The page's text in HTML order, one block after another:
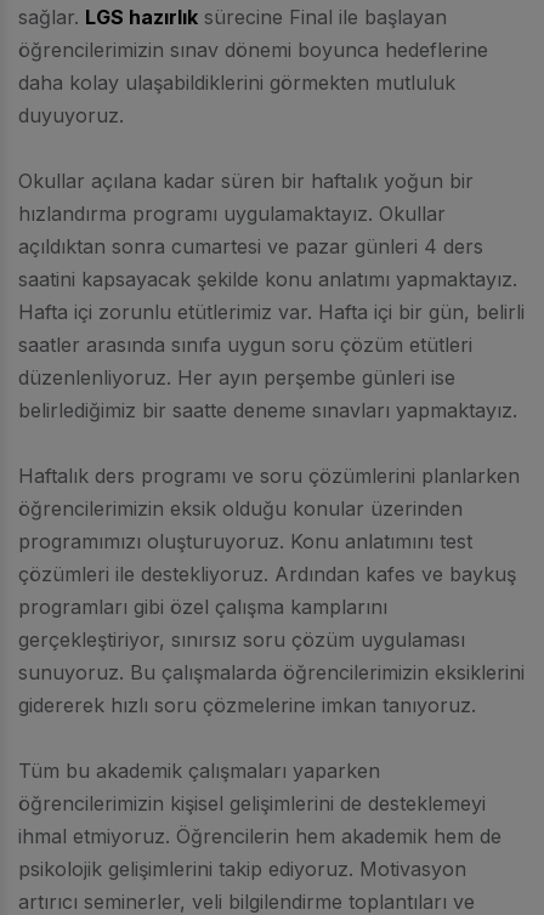
sağlar. LGS hazırlık sürecine Final ile başlayan
öğrencilerimizin sınav dönemi boyunca hedeflerine
daha kolay ulaşabildiklerini görmekten mutluluk
duyuyoruz.
Okullar açılana kadar süren bir haftalık yoğun bir
hızlandırma programı uygulamaktayız. Okullar
açıldıktan sonra cumartesi ve pazar günleri 4 ders
saatini kapsayacak şekilde konu anlatımı yapmaktayız.
Hafta içi zorunlu etütlerimiz var. Hafta içi bir gün, belirli
saatler arasında sınıfa uygun soru çözüm etütleri
düzenlenliyoruz. Her ayın perşembe günleri ise
belirlediğimiz bir saatte deneme sınavları yapmaktayız.
Haftalık ders programı ve soru çözümlerini planlarken
öğrencilerimizin eksik olduğu konular üzerinden
programımızı oluşturuyoruz. Konu anlatımını test
çözümleri ile destekliyoruz. Ardından kafes ve baykuş
programları gibi özel çalışma kamplarını
gerçekleştiriyor, sınırsız soru çözüm uygulaması
sunuyoruz. Bu çalışmalarda öğrencilerimizin eksiklerini
gidererek hızlı soru çözmelerine imkan tanıyoruz.
Tüm bu akademik çalışmaları yaparken
öğrencilerimizin kişisel gelişimlerini de desteklemeyi
ihmal etmiyoruz. Öğrencilerin hem akademik hem de
psikolojik gelişimlerini takip ediyoruz. Motivasyon
artırıcı seminerler, veli bilgilendirme toplantıları ve